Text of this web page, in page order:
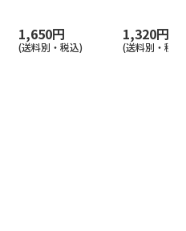
1,650円
(送料別・税込)
1,320円
(送料別・税込)